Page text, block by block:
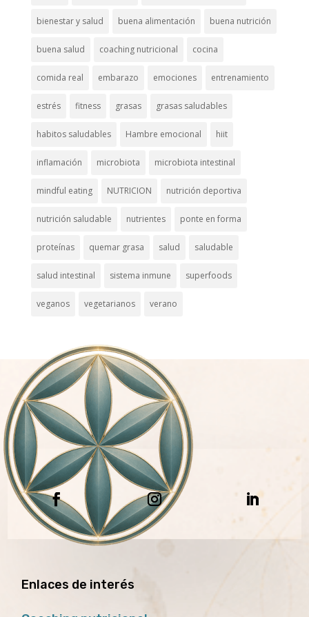
bienestar y salud buena alimentación buena nutrición
buena salud coaching nutricional cocina
comida real embarazo emociones entrenamiento
estrés fitness grasas grasas saludables
habitos saludables Hambre emocional hiit
inflamación microbiota microbiota intestinal
mindful eating NUTRICION nutrición deportiva
nutrición saludable nutrientes ponte en forma
proteínas quemar grasa salud saludable
salud intestinal sistema inmune superfoods
veganos vegetarianos verano
Enlaces de interés